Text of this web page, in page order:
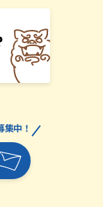
中！